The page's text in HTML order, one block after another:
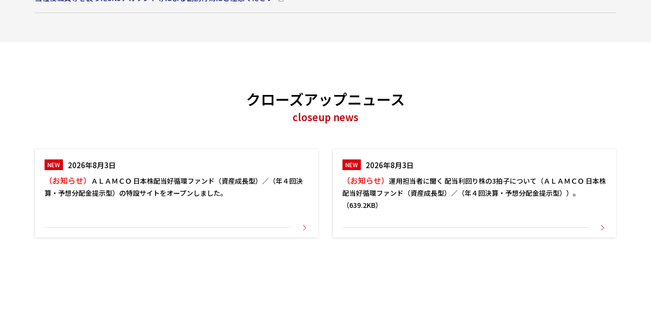
クローズアップニュース
closeup news
2026年8月3日
（お知らせ）
ＡＬＡＭＣＯ 日本株配当好循環ファンド（資産成長型）／（年４回決
算・予想分配金提示型）の特設サイトをオープンしました。
2026年8月3日
（お知らせ） 運用担当者に聞く 配当利回り株の3拍子について（ＡＬＡＭＣＯ 日本株
配当好循環ファンド（資産成長型）／（年４回決算・予想分配金提示型））。
（639.2KB）